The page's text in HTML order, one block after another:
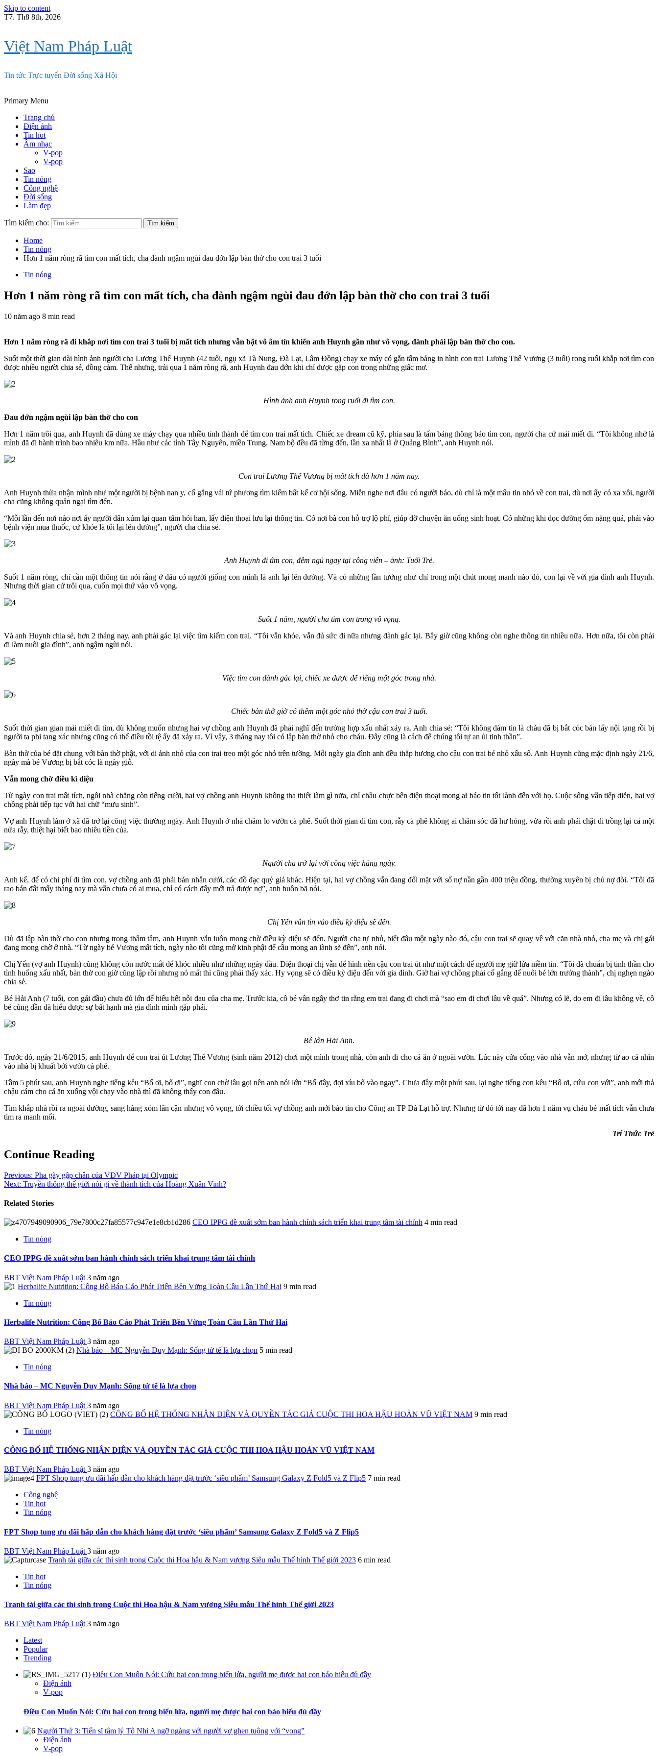
Skip to content
T7. Th8 8th, 2026
Việt Nam Pháp Luật
Tin tức Trực tuyến Đời sống Xã Hội
Primary Menu
Trang chủ
Điện ảnh
Tin hot
Âm nhạc
V-pop
V-pop
Sao
Tin nóng
Công nghệ
Đời sống
Làm đẹp
Tìm kiếm cho:
Home
Tin nóng
Hơn 1 năm ròng rã tìm con mất tích, cha đành ngậm ngùi đau đớn lập bàn thờ cho con trai 3 tuổi
Tin nóng
Hơn 1 năm ròng rã tìm con mất tích, cha đành ngậm ngùi đau đớn lập bàn thờ cho con trai 3 tuổi
10 năm ago 8 min read
Hơn 1 năm ròng rã đi khắp nơi tìm con trai 3 tuổi bị mất tích nhưng vẫn bặt vô âm tín khiến anh Huynh gần như vô vọng, đành phải lập bàn thờ cho con.
Suốt một thời gian dài hình ảnh người cha Lương Thế Huynh (42 tuổi, ngụ xã Tà Nung, Đà Lạt, Lâm Đồng) chạy xe máy có gắn tấm bảng in hình con trai Lương Thế Vương (3 tuổi) rong ruổi khắp nơi tìm con
được nhiều người chia sẻ, đồng cảm. Thế nhưng, trải qua 1 năm ròng rã, anh Huynh đau đớn khi chỉ được gặp con trong những giấc mơ.
Hình ảnh anh Huynh rong ruổi đi tìm con.
Đau đớn ngậm ngùi lập bàn thờ cho con
Hơn 1 năm trôi qua, anh Huynh đã dùng xe máy chạy qua nhiều tỉnh thành để tìm con trai mất tích. Chiếc xe dream cũ kỹ, phía sau là tấm bảng thông báo tìm con, người cha cứ mải miết đi. “Tôi không nhớ là
mình đã đi hành trình bao nhiêu km nữa. Hầu như các tỉnh Tây Nguyên, miền Trung, Nam bộ đều đã từng đến, lần xa nhất là ở Quảng Bình”, anh Huynh nói.
Con trai Lương Thế Vương bị mất tích đã hơn 1 năm nay.
Anh Huynh thừa nhận mình như một người bị bệnh nan y, cố gắng vái tứ phương tìm kiếm bất kể cơ hội sống. Miễn nghe nơi đâu có người báo, dù chỉ là một mẩu tin nhỏ về con trai, dù nơi ấy có xa xôi, người
cha cũng không quản ngại tìm đến.
“Mỗi lần đến nơi nào nơi ấy người dân xúm lại quan tâm hỏi han, lấy điện thoại lưu lại thông tin. Có nơi bà con hỗ trợ lộ phí, giúp đỡ chuyện ăn uống sinh hoạt. Có những khi dọc đường ốm nặng quá, phải vào
bệnh viện mua thuốc, cứ khỏe là tôi lại lên đường”, người cha chia sẻ.
Anh Huynh đi tìm con, đêm ngủ ngay tại công viên – ảnh: Tuổi Trẻ.
Suốt 1 năm ròng, chỉ cần một thông tin nói rằng ở đâu có người giống con mình là anh lại lên đường. Và có những lần tưởng như chỉ trong một chút mong manh nào đó, con lại về với gia đình anh Huynh.
Nhưng thời gian cứ trôi qua, cuốn mọi thứ vào vô vọng.
Suốt 1 năm, người cha tìm con trong vô vọng.
Và anh Huynh chia sẻ, hơn 2 tháng nay, anh phải gác lại việc tìm kiếm con trai. “Tôi vẫn khỏe, vẫn đủ sức đi nữa nhưng đành gác lại. Bây giờ cũng không còn nghe thông tin nhiều nữa. Hơn nữa, tôi còn phải
đi làm nuôi gia đình”, anh ngậm ngùi nói.
Việc tìm con đành gác lại, chiếc xe được để riêng một góc trong nhà.
Chiếc bàn thờ giờ có thêm một góc nhỏ thờ cậu con trai 3 tuổi.
Suốt thời gian gian mải miết đi tìm, dù không muốn nhưng hai vợ chồng anh Huynh đã phải nghĩ đến trường hợp xấu nhất xảy ra. Anh chia sẻ: “Tôi không dám tin là cháu đã bị bắt cóc bán lấy nội tạng rồi bị
người ta phi tang xác nhưng cũng có thể điều tồi tệ ấy đã xảy ra. Vì vậy, 3 tháng nay tôi có lập bàn thờ nhỏ cho cháu. Đây cũng là cách để chúng tôi tự an ủi tinh thần”.
Bàn thờ của bé đặt chung với bàn thờ phật, với di ảnh nhỏ của con trai treo một góc nhỏ trên tường. Mỗi ngày gia đình anh đều thắp hương cho cậu con trai bé nhỏ xấu số. Anh Huynh cũng mặc định ngày 21/6,
ngày mà bé Vương bị bắt cóc là ngày giỗ.
Vẫn mong chờ điều kì diệu
Từ ngày con trai mất tích, ngôi nhà chẳng còn tiếng cười, hai vợ chồng anh Huynh không tha thiết làm gì nữa, chỉ chầu chực bên điện thoại mong ai báo tin tốt lành đến với họ. Cuộc sống vẫn tiếp diễn, hai vợ
chồng phải tiếp tục với hai chữ “mưu sinh”.
Vợ anh Huynh làm ở xã đã trở lại công việc thường ngày. Anh Huynh ở nhà chăm lo vườn cà phê. Suốt thời gian đi tìm con, rẫy cà phê không ai chăm sóc đã hư hỏng, vừa rồi anh phải chặt đi trồng lại cả một
nửa rẫy, thiệt hại biết bao nhiêu tiền của.
Người cha trở lại với công việc hàng ngày.
Anh kể, để có chi phí đi tìm con, vợ chồng anh đã phải bán nhẫn cưới, các đồ đạc quý giá khác. Hiện tại, hai vợ chồng vẫn đang đối mặt với số nợ nần gần 400 triệu đồng, thường xuyên bị chủ nợ đòi. “Tôi đã
rao bán đất mấy tháng nay mà vẫn chưa có ai mua, chỉ có cách đấy mới trả được nợ”, anh buồn bã nói.
Chị Yến vẫn tin vào điều kỳ diệu sẽ đến.
Dù đã lập bàn thờ cho con nhưng trong thâm tâm, anh Huynh vẫn luôn mong chờ điều kỳ diệu sẽ đến. Người cha tự nhủ, biết đâu một ngày nào đó, cậu con trai sẽ quay về với căn nhà nhỏ, cha mẹ và chị gái
đang mong chờ ở nhà. “Từ ngày bé Vương mất tích, ngày nào tôi cũng mở kinh phật để cầu mong an lành sẽ đến”, anh nói.
Chị Yến (vợ anh Huynh) cũng không còn nước mắt để khóc nhiều như những ngày đầu. Điện thoại chị vẫn để hình nền cậu con trai út như một cách để người mẹ giữ lửa niềm tin. “Tôi đã chuẩn bị tinh thần cho
tình huống xấu nhất, bàn thờ con giờ cũng lập rồi nhưng nó mất thì cũng phải thấy xác. Hy vọng sẽ có điều kỳ diệu đến với gia đình. Giờ hai vợ chồng phải cố gắng để nuôi bé lớn trưởng thành”, chị nghẹn ngào
chia sẻ.
Bé Hải Anh (7 tuổi, con gái đầu) chưa đủ lớn để hiểu hết nỗi đau của cha mẹ. Trước kia, cô bé vẫn ngây thơ tin rằng em trai đang đi chơi mà “sao em đi chơi lâu về quá”. Nhưng có lẽ, do em đi lâu không về, cô
bé cũng dần dà hiểu được sự bất hạnh mà gia đình mình gặp phải.
Bé lớn Hải Anh.
Trước đó, ngày 21/6/2015, anh Huynh để con trai út Lương Thế Vương (sinh năm 2012) chơi một mình trong nhà, còn anh đi cho cá ăn ở ngoài vườn. Lúc này cửa cổng vào nhà vẫn mở, nhưng từ ao cá nhìn
vào nhà bị khuất bởi vườn cà phê.
Tầm 5 phút sau, anh Huynh nghe tiếng kêu “Bố ơi, bố ơi”, nghĩ con chờ lâu gọi nên anh nói lớn “Bố đây, đợi xíu bố vào ngay”. Chưa đầy một phút sau, lại nghe tiếng con kêu “Bố ơi, cứu con với”, anh mới thả
chậu cám cho cá ăn xuống vội chạy vào nhà thì đã không thấy con đâu.
Tìm khắp nhà rồi ra ngoài đường, sang hàng xóm lân cận nhưng vô vọng, tới chiều tối vợ chồng anh mới báo tin cho Công an TP Đà Lạt hỗ trợ. Nhưng từ đó tới nay đã hơn 1 năm vụ cháu bé mất tích vẫn chưa
tìm ra manh mối.
Trí Thức Trẻ
Continue Reading
Previous: Pha gãy gập chân của VĐV Pháp tại Olympic
Next: Truyền thông thế giới nói gì về thành tích của Hoàng Xuân Vinh?
Related Stories
CEO IPPG đề xuất sớm ban hành chính sách triển khai trung tâm tài chính 4 min read
Tin nóng
CEO IPPG đề xuất sớm ban hành chính sách triển khai trung tâm tài chính
BBT Việt Nam Pháp Luật 3 năm ago
Herbalife Nutrition: Công Bố Báo Cáo Phát Triển Bền Vững Toàn Cầu Lần Thứ Hai 9 min read
Tin nóng
Herbalife Nutrition: Công Bố Báo Cáo Phát Triển Bền Vững Toàn Cầu Lần Thứ Hai
BBT Việt Nam Pháp Luật 3 năm ago
Nhà báo – MC Nguyễn Duy Mạnh: Sống tử tế là lựa chọn 5 min read
Tin nóng
Nhà báo – MC Nguyễn Duy Mạnh: Sống tử tế là lựa chọn
BBT Việt Nam Pháp Luật 3 năm ago
CÔNG BỐ HỆ THỐNG NHẬN DIỆN VÀ QUYỀN TÁC GIẢ CUỘC THI HOA HẬU HOÀN VŨ VIỆT NAM 9 min read
Tin nóng
CÔNG BỐ HỆ THỐNG NHẬN DIỆN VÀ QUYỀN TÁC GIẢ CUỘC THI HOA HẬU HOÀN VŨ VIỆT NAM
BBT Việt Nam Pháp Luật 3 năm ago
FPT Shop tung ưu đãi hấp dẫn cho khách hàng đặt trước ‘siêu phẩm’ Samsung Galaxy Z Fold5 và Z Flip5 7 min read
Công nghệ
Tin hot
Tin nóng
FPT Shop tung ưu đãi hấp dẫn cho khách hàng đặt trước ‘siêu phẩm’ Samsung Galaxy Z Fold5 và Z Flip5
BBT Việt Nam Pháp Luật 3 năm ago
Tranh tài giữa các thí sinh trong Cuộc thi Hoa hậu & Nam vương Siêu mẫu Thể hình Thế giới 2023 6 min read
Tin hot
Tin nóng
Tranh tài giữa các thí sinh trong Cuộc thi Hoa hậu & Nam vương Siêu mẫu Thể hình Thế giới 2023
BBT Việt Nam Pháp Luật 3 năm ago
Latest
Popular
Trending
Điều Con Muốn Nói: Cứu hai con trong biển lửa, người mẹ được hai con báo hiếu đủ đầy
Điện ảnh
V-pop
Điều Con Muốn Nói: Cứu hai con trong biển lửa, người mẹ được hai con báo hiếu đủ đầy
Người Thứ 3: Tiến sĩ tâm lý Tô Nhi A ngỡ ngàng với người vợ ghen tuông với “vong”
Điện ảnh
V-pop